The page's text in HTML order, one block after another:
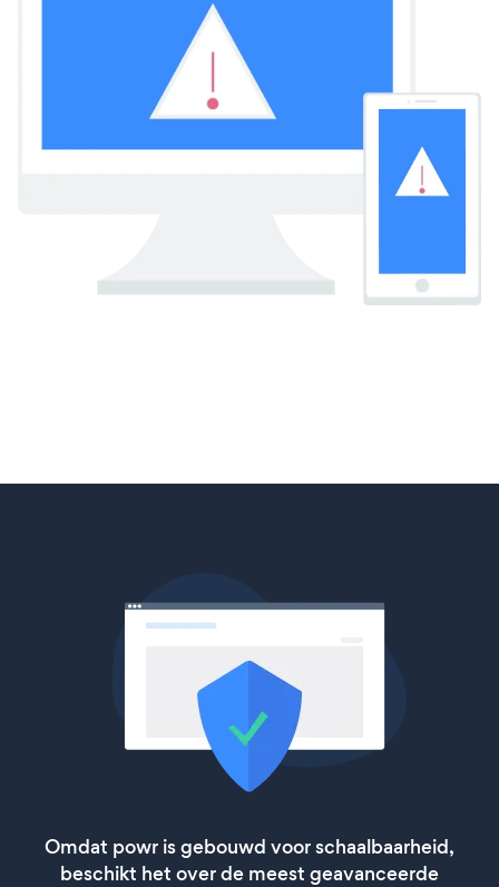
Omdat powr is gebouwd voor schaalbaarheid,
beschikt het over de meest geavanceerde